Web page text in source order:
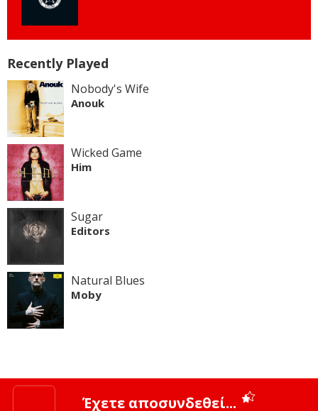
Recently Played
Nobody's Wife
Anouk
Wicked Game
Him
Sugar
Editors
Natural Blues
Moby
Έχετε αποσυνδεθεί...